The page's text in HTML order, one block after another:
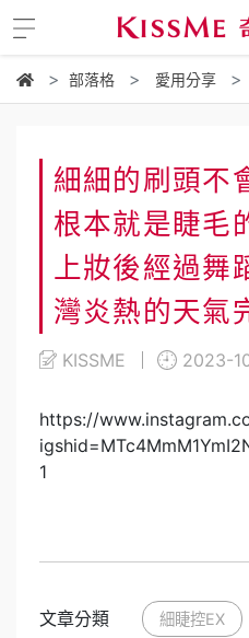
部落格 愛用分享
細細的刷頭不
根本就是睫毛
上妝後經過舞
灣炎熱的天氣
KISSME 2023-
https://
1
文章分類 細睫控EX